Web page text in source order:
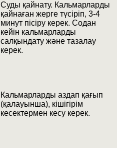
Суды қайнату. Кальмарларды
қайнаған жерге түсіріп, 3-4
минут пісіру керек. Содан
кейін кальмарларды
салқындату және тазалау
керек.
Кальмарларды аздап қағып
(қалауынша), кішігірім
кесектермен кесу керек.